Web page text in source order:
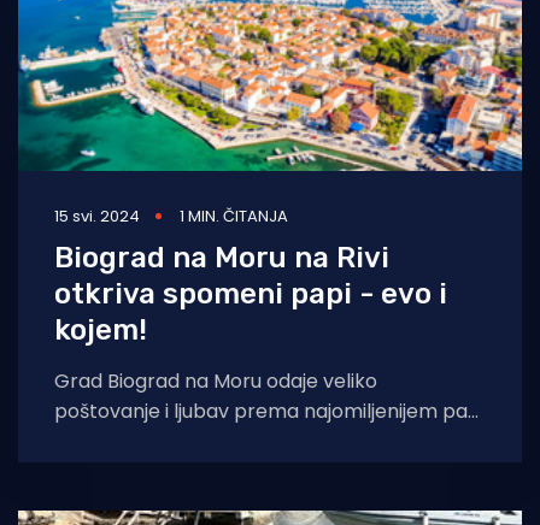
15 svi. 2024 1 MIN. ČITANJA
Biograd na Moru na Rivi
otkriva spomeni papi - evo i
kojem!
Grad Biograd na Moru odaje veliko
poštovanje i ljubav prema najomiljenijem papi
čast,